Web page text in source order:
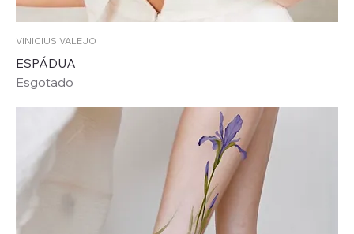
VINICIUS VALEJO
ESPÁDUA
Esgotado